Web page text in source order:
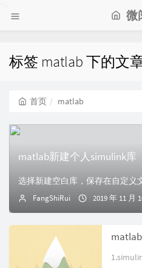
微
标签 matlab 下的文
首页 matlab
matlab新建个人simulink库
FangShiRui 2019 年 11 月